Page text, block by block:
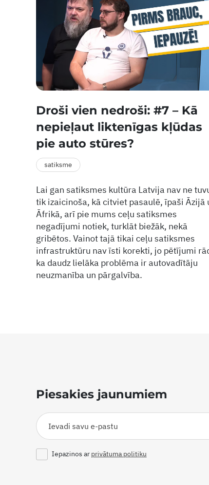
Droši vien nedroši: #7 – Kā
nepieļaut liktenīgas kļūdas
pie auto stūres?
satiksme
Lai gan satiksmes kultūra Latvija nav ne
tik izaicinoša, kā citviet pasaulē, īpaši Āzijā
Āfrikā, arī pie mums ceļu satiksmes
negadījumi notiek, turklāt biežāk, nekā
gribētos. Vainot tajā tikai ceļu satiksmes
infrastruktūru nav īsti korekti, jo pētījumi
ka daudz lielāka problēma ir autovadītāju
neuzmanība un pārgalvība.
Piesakies jaunumiem
Iepazinos ar privātuma politiku